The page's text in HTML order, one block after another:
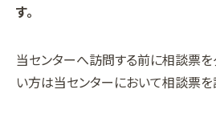
す。
当センターへ訪問する前に相談票を
い方は当センターにおいて相談票を